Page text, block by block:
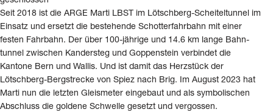
Seit 2018 ist die ARGE Marti LBST im Lötschberg-Scheiteltunnel im
Einsatz und ersetzt die be­stehende Schotter­fahr­bahn mit einer
festen Fahr­bahn. Der über 100-jährige und 14.6 km lange Bahn­
tunnel zwischen Kandersteg und Goppenstein ver­bindet die
Kantone Bern und Wallis. Und ist damit das Herz­stück der
Lötschberg-Bergstrecke von Spiez nach Brig. Im August 2023 hat
Marti nun die letzten Gleis­meter ein­gebaut und als symbolischen
Ab­schluss die goldene Schwelle gesetzt und vergossen.